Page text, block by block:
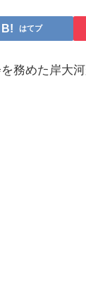
はてブ
務めた岸大